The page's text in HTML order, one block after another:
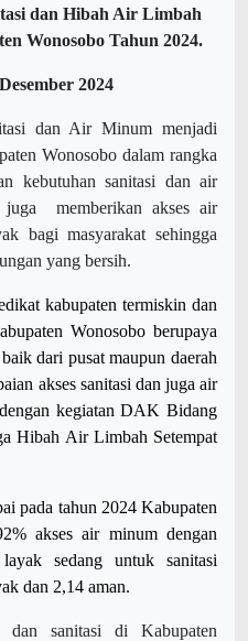
dan Hibah Air Limbah
Wonosobo Tahun 2024.
2024
dan Air Minum menjadi
Wonosobo dalam rangka
kebutuhan sanitasi dan air
juga memberikan akses air
bagi masyarakat sehingga
yang bersih.
kabupaten termiskin dan
Wonosobo berupaya
dari pusat maupun daerah
akses sanitasi dan juga air
kegiatan DAK Bidang
Hibah Air Limbah Setempat
pada tahun 2024 Kabupaten
akses air minum dengan
sedang untuk sanitasi
dan 2,14 aman.
sanitasi di Kabupaten